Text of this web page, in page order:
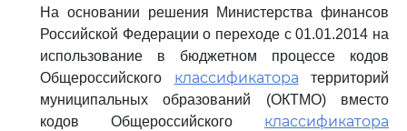
На основании решения Министерства финансов
Российской Федерации о переходе с 01.01.2014 на
использование в бюджетном процессе кодов
Общероссийского классификатора территорий
муниципальных образований (ОКТМО) вместо
кодов Общероссийского классификатора